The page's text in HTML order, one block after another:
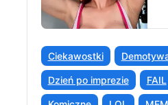
Ciekawostki
Dzień po imprezie FAIL